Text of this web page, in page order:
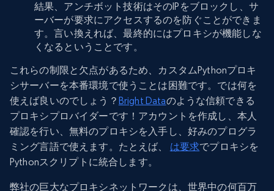
結果、アンチボット技術はそのIPをブロックし、サ
ーバーが要求にアクセスするのを防ぐことができま
す。言い換えれば、最終的にはプロキシが機能しな
くなるということです。
これらの制限と欠点があるため、カスタムPythonプロキ
シサーバーを本番環境で使うことは困難です。では何を
使えば良いのでしょう？ Bright Dataのような信頼できる
プロキシプロバイダーです！アカウントを作成し、本人
確認を行い、無料のプロキシを入手し、好みのプログラ
ミング言語で使えます。たとえば、 は要求でプロキシを
Pythonスクリプトに統合します。
弊社の巨大なプロキシネットワークは、世界中の何百万